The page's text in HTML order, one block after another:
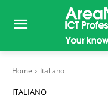
Home Italiano
ITALIANO